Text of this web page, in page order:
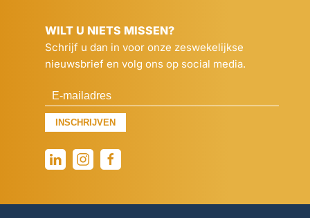
WILT U NIETS MISSEN?
Schrijf u dan in voor onze zeswekelijkse
nieuwsbrief en volg ons op social media.
INSCHRIJVEN